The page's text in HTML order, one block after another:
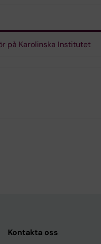
på Karolinska Institutet
Kontakta oss